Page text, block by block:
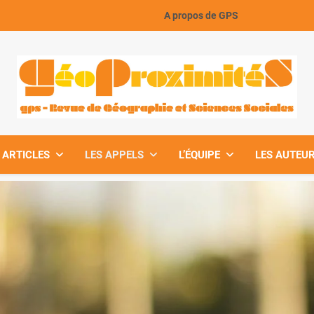
A propos de GPS
GeoProximiteS
ARTICLES LES APPELS L’ÉQUIPE LES